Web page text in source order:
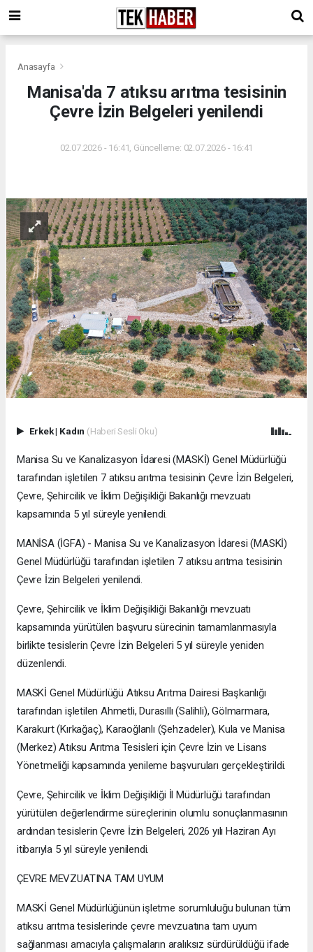
Anasayfa
Manisa'da 7 atıksu arıtma tesisinin
Çevre İzin Belgeleri yenilendi
02.07.2026 - 16:41, Güncelleme: 02.07.2026 - 16:41
Erkek| Kadın (Haberi Sesli Oku)
Manisa Su ve Kanalizasyon İdaresi (MASKİ) Genel Müdürlüğü
tarafından işletilen 7 atıksu arıtma tesisinin Çevre İzin Belgeleri,
Çevre, Şehircilik ve İklim Değişikliği Bakanlığı mevzuatı
kapsamında 5 yıl süreyle yenilendi.
MANİSA (İGFA) - Manisa Su ve Kanalizasyon İdaresi (MASKİ)
Genel Müdürlüğü tarafından işletilen 7 atıksu arıtma tesisinin
Çevre İzin Belgeleri yenilendi.
Çevre, Şehircilik ve İklim Değişikliği Bakanlığı mevzuatı
kapsamında yürütülen başvuru sürecinin tamamlanmasıyla
birlikte tesislerin Çevre İzin Belgeleri 5 yıl süreyle yeniden
düzenlendi.
MASKİ Genel Müdürlüğü Atıksu Arıtma Dairesi Başkanlığı
tarafından işletilen Ahmetli, Durasıllı (Salihli), Gölmarmara,
Karakurt (Kırkağaç), Karaoğlanlı (Şehzadeler), Kula ve Manisa
(Merkez) Atıksu Arıtma Tesisleri için Çevre İzin ve Lisans
Yönetmeliği kapsamında yenileme başvuruları gerçekleştirildi.
Çevre, Şehircilik ve İklim Değişikliği İl Müdürlüğü tarafından
yürütülen değerlendirme süreçlerinin olumlu sonuçlanmasının
ardından tesislerin Çevre İzin Belgeleri, 2026 yılı Haziran Ayı
itibarıyla 5 yıl süreyle yenilendi.
ÇEVRE MEVZUATINA TAM UYUM
MASKİ Genel Müdürlüğünün işletme sorumluluğu bulunan tüm
atıksu arıtma tesislerinde çevre mevzuatına tam uyum
sağlanması amacıyla çalışmaların aralıksız sürdürüldüğü ifade